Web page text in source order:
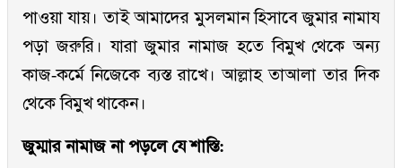
পাওয়া যায়। তাই আমাদের মুসলমান হিসাবে জুমার নামায
পড়া জরুরি। যারা জুমার নামাজ হতে বিমুখ থেকে অন্য
কাজ-কর্মে নিজেকে ব্যস্ত রাখে। আল্লাহ তাআলা তার দিক
থেকে বিমুখ থাকেন।
জুম্মার নামাজ না পড়লে যে শাস্তি: